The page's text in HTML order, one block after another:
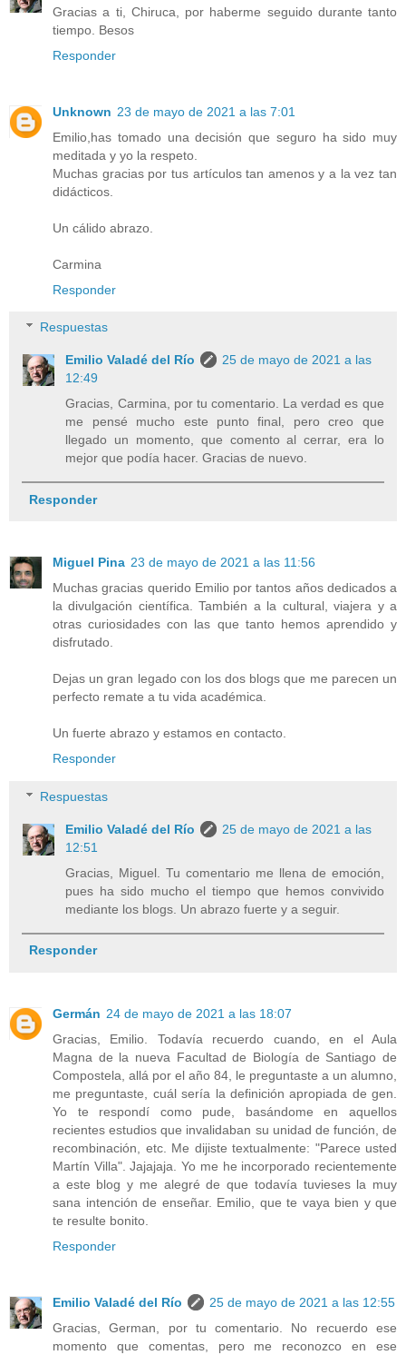
Gracias a ti, Chiruca, por haberme seguido durante tanto
tiempo. Besos
Responder
Unknown 23 de mayo de 2021 a las 7:01
Emilio,has tomado una decisión que seguro ha sido muy
meditada y yo la respeto.
Muchas gracias por tus artículos tan amenos y a la vez tan
didácticos.
Un cálido abrazo.
Carmina
Responder
Respuestas
Emilio Valadé del Río
25 de mayo de 2021 a las
12:49
Gracias, Carmina, por tu comentario. La verdad es que
me pensé mucho este punto final, pero creo que
llegado un momento, que comento al cerrar, era lo
mejor que podía hacer. Gracias de nuevo.
Responder
Miguel Pina 23 de mayo de 2021 a las 11:56
Muchas gracias querido Emilio por tantos años dedicados a
la divulgación científica. También a la cultural, viajera y a
otras curiosidades con las que tanto hemos aprendido y
disfrutado.
Dejas un gran legado con los dos blogs que me parecen un
perfecto remate a tu vida académica.
Un fuerte abrazo y estamos en contacto.
Responder
Respuestas
Emilio Valadé del Río
25 de mayo de 2021 a las
12:51
Gracias, Miguel. Tu comentario me llena de emoción,
pues ha sido mucho el tiempo que hemos convivido
mediante los blogs. Un abrazo fuerte y a seguir.
Responder
Germán 24 de mayo de 2021 a las 18:07
Gracias, Emilio. Todavía recuerdo cuando, en el Aula
Magna de la nueva Facultad de Biología de Santiago de
Compostela, allá por el año 84, le preguntaste a un alumno,
me preguntaste, cuál sería la definición apropiada de gen.
Yo te respondí como pude, basándome en aquellos
recientes estudios que invalidaban su unidad de función, de
recombinación, etc. Me dijiste textualmente: "Parece usted
Martín Villa". Jajajaja. Yo me he incorporado recientemente
a este blog y me alegré de que todavía tuvieses la muy
sana intención de enseñar. Emilio, que te vaya bien y que
te resulte bonito.
Responder
Emilio Valadé del Río
25 de mayo de 2021 a las 12:55
Gracias, German, por tu comentario. No recuerdo ese
momento que comentas, pero me reconozco en ese